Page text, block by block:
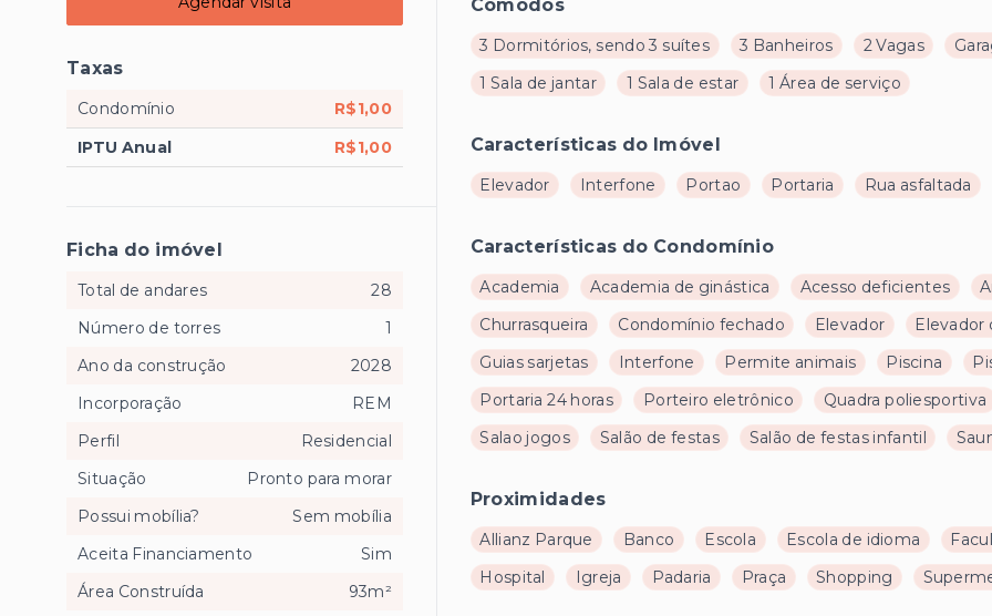
Cômodos
3 Dormitórios, sendo 3 suítes 3 Banheiros 2 Vagas
1 Sala de jantar
1 Sala de estar 1 Área de serviço
Características do Imóvel
Elevador Interfone Portao Portaria Rua asfaltada
Características do Condomínio
Academia Academia de ginástica Acesso deficientes
Churrasqueira
Condomínio fechado Elevador
Elevador
Guias sarjetas
Interfone Permite animais Piscina
Portaria 24 horas
Porteiro eletrônico
Quadra poliesportiva
Salao jogos
Salão de festas Salão de festas infantil
Proximidades
Allianz Parque Banco Escola Escola de idioma
Hospital
Igreja Padaria Praça Shopping
Taxas
Condomínio
R$1,00
IPTU Anual
R$1,00
Ficha do imóvel
Total de andares
28
Número de torres
1
Ano da construção
2028
Incorporação
REM
Perfil
Residencial
Situação
Pronto para morar
Possui mobília?
Sem mobília
Aceita Financiamento
Sim
Área Construída
93m²